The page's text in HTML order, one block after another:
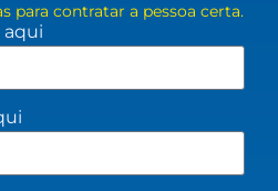
para contratar a pessoa certa.